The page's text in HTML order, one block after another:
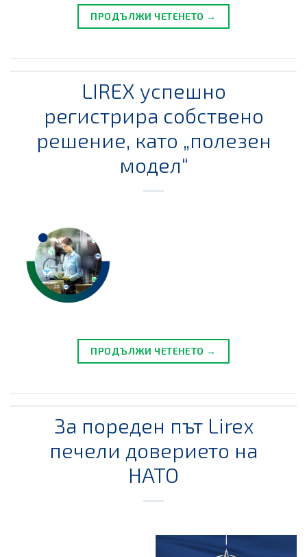
ПРОДЪЛЖИ ЧЕТЕНЕТО →
LIREX успешно
регистрира собствено
решение, като „полезен
модел“
ПРОДЪЛЖИ ЧЕТЕНЕТО →
За пореден път Lirex
печели доверието на
НАТО